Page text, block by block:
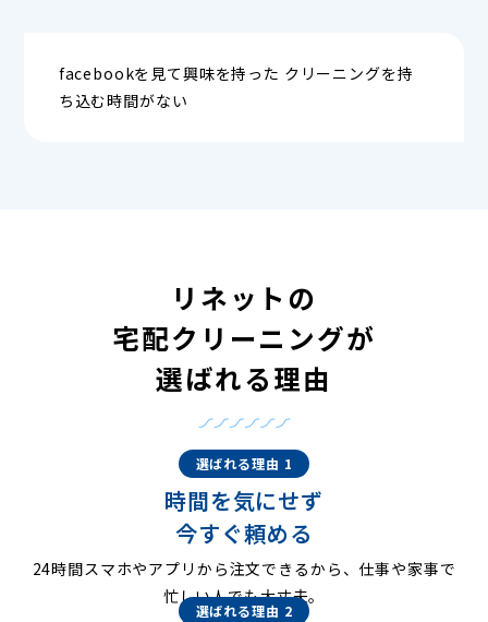
facebookを見て興味を持った クリーニングを持
ち込む時間がない
リネットの
宅配クリーニングが
選ばれる理由
選ばれる理由 1
時間を気にせず
今すぐ頼める
24時間スマホやアプリから注文できるから、仕事や家事で
忙しい人でも大丈夫。
選ばれる理由 2